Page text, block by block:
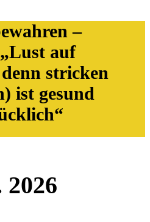
–
auf
stricken
ist gesund
2026